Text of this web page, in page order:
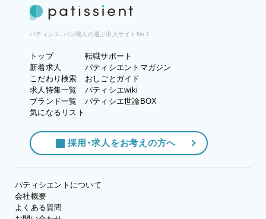
パティシエ、パン職人の選ぶ求人サイトNo.1
トップ
新着求人
こだわり検索
求人特集一覧
ブランド一覧
気になるリスト
転職サポート
パティシエントマガジン
おしごとガイド
パティシエwiki
パティシエ世論BOX
採用・求人をお考えの方へ
パティシエントについて
会社概要
よくある質問